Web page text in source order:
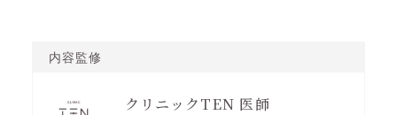
内容監修
クリニックTEN 医師